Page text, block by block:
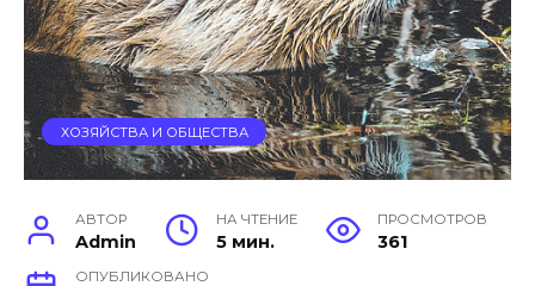
ХОЗЯЙСТВА И ОБЩЕСТВА
АВТОР
Admin
НА ЧТЕНИЕ
5 мин.
ПРОСМОТРОВ
361
ОПУБЛИКОВАНО